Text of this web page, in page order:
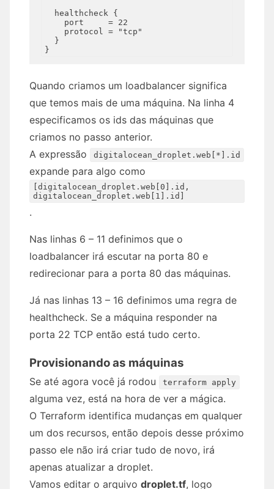
  healthcheck {
    port     = 22
    protocol = "tcp"
  }
Quando criamos um loadbalancer significa
que temos mais de uma máquina. Na linha 4
especificamos os ids das máquinas que
criamos no passo anterior.
A expressão
digitalocean_droplet.web[*].id
expande para algo como
[digitalocean_droplet.web[0].id,
digitalocean_droplet.web[1].id]
.
Nas linhas 6 – 11 definimos que o
loadbalancer irá escutar na porta 80 e
redirecionar para a porta 80 das máquinas.
Já nas linhas 13 – 16 definimos uma regra de
healthcheck. Se a máquina responder na
porta 22 TCP então está tudo certo.
Provisionando as máquinas
Se até agora você já rodou terraform apply
alguma vez, está na hora de ver a mágica.
O Terraform identifica mudanças em qualquer
um dos recursos, então depois desse próximo
passo ele não irá criar tudo de novo, irá
apenas atualizar a droplet.
Vamos editar o arquivo droplet.tf, logo